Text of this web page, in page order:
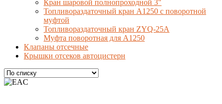
Кран шаровой полнопроходной 3"
Топливораздаточный кран A1250 с поворотной
муфтой
Топливораздаточный кран ZYQ-25A
Муфта поворотная для А1250
Клапаны отсечные
Крышки отсеков автоцистерн